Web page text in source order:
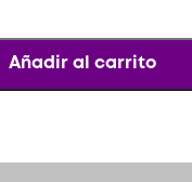
Añadir al carrito